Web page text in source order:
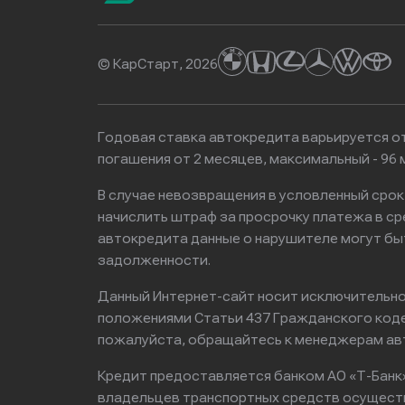
© КарСтарт, 2026
Годовая ставка автокредита варьируется
погашения от 2 месяцев, максимальный -
В случае невозвращения в условленный
начислить штраф за просрочку платежа в
автокредита данные о нарушителе могут
задолженности.
Данный Интернет-сайт носит
положениями Статьи 437 Гражданского
пожалуйста, обращайтесь к менеджерам
Кредит предоставляется банком АО «Т-
владельцев транспортных средств